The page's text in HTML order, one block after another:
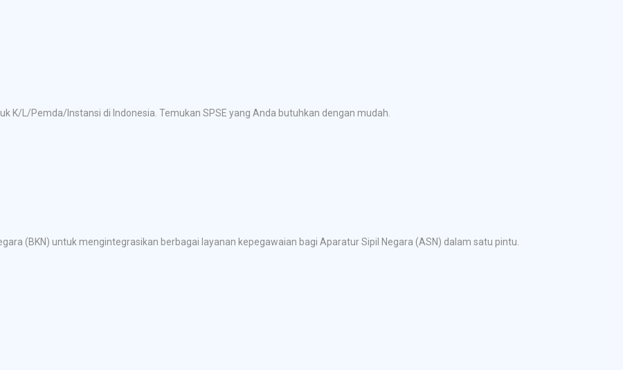
K/L/Pemda/Instansi di Indonesia. Temukan SPSE yang Anda butuhkan dengan mudah.
(BKN) untuk mengintegrasikan berbagai layanan kepegawaian bagi Aparatur Sipil Negara (ASN) dalam satu pintu.